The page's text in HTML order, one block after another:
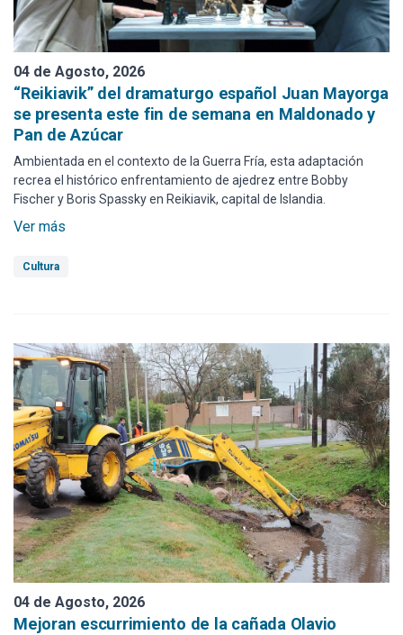
04 de Agosto, 2026
“Reikiavik” del dramaturgo español Juan Mayorga
se presenta este fin de semana en Maldonado y
Pan de Azúcar
Ambientada en el contexto de la Guerra Fría, esta adaptación
recrea el histórico enfrentamiento de ajedrez entre Bobby
Fischer y Boris Spassky en Reikiavik, capital de Islandia.
Ver más
Cultura
04 de Agosto, 2026
Mejoran escurrimiento de la cañada Olavio